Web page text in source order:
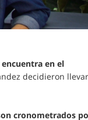
en el
decidieron
cronometrados